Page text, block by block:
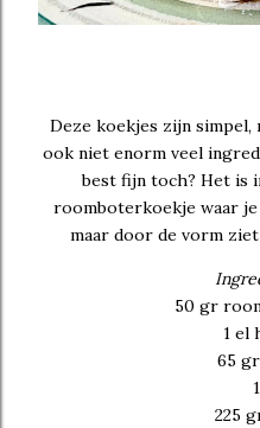
Deze koekjes zijn
ook niet enorm veel
best fijn toch? Het is
roomboterkoekje waar
maar door de vorm
50 gr
1 el
65
225